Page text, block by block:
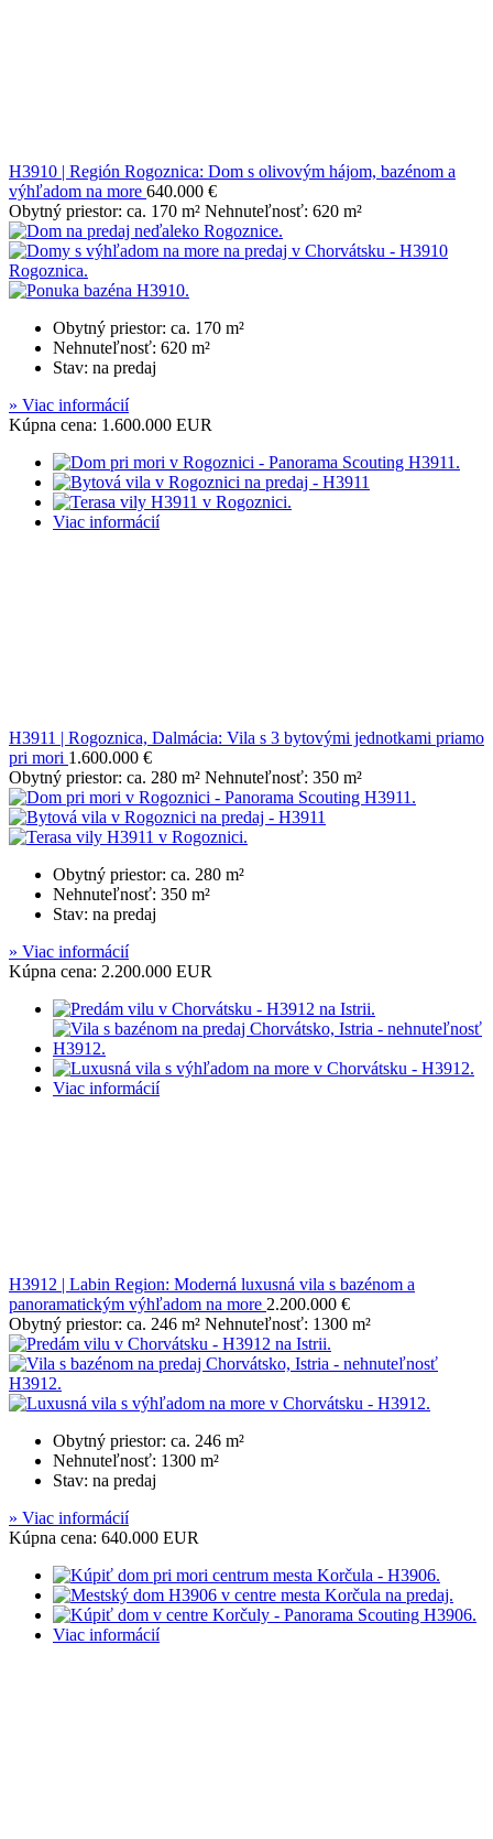
H3910 | Región Rogoznica: Dom s olivovým hájom, bazénom a
výhľadom na more 640.000 €
Obytný priestor: ca. 170 m² Nehnuteľnosť: 620 m²
Obytný priestor: ca. 170 m²
Nehnuteľnosť: 620 m²
Stav: na predaj
» Viac informácií
Kúpna cena: 1.600.000 EUR
Viac informácií
H3911 | Rogoznica, Dalmácia: Vila s 3 bytovými jednotkami priamo
pri mori 1.600.000 €
Obytný priestor: ca. 280 m² Nehnuteľnosť: 350 m²
Obytný priestor: ca. 280 m²
Nehnuteľnosť: 350 m²
Stav: na predaj
» Viac informácií
Kúpna cena: 2.200.000 EUR
Viac informácií
H3912 | Labin Region: Moderná luxusná vila s bazénom a
panoramatickým výhľadom na more 2.200.000 €
Obytný priestor: ca. 246 m² Nehnuteľnosť: 1300 m²
Obytný priestor: ca. 246 m²
Nehnuteľnosť: 1300 m²
Stav: na predaj
» Viac informácií
Kúpna cena: 640.000 EUR
Viac informácií